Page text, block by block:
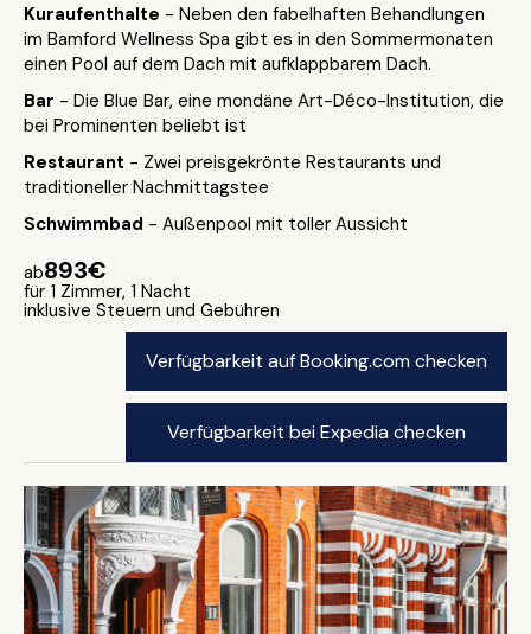
Kuraufenthalte - Neben den fabelhaften Behandlungen
im Bamford Wellness Spa gibt es in den Sommermonaten
einen Pool auf dem Dach mit aufklappbarem Dach.
Bar - Die Blue Bar, eine mondäne Art-Déco-Institution, die
bei Prominenten beliebt ist
Restaurant - Zwei preisgekrönte Restaurants und
traditioneller Nachmittagstee
Schwimmbad - Außenpool mit toller Aussicht
ab893€
für 1 Zimmer, 1 Nacht
inklusive Steuern und Gebühren
Verfügbarkeit auf Booking.com checken
Verfügbarkeit bei Expedia checken